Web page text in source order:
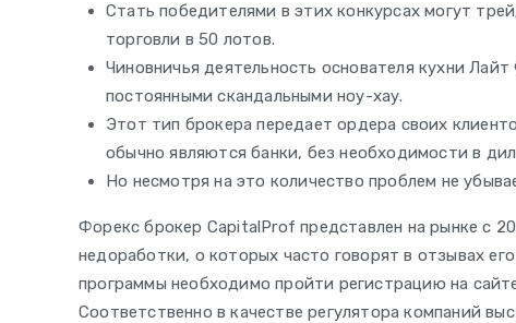
Стать победителями в этих конкурсах могут
торговли в 50 лотов.
Чиновничья деятельность основателя кухни
постоянными скандальными ноу-хау.
Этот тип брокера передает ордера своих
обычно являются банки, без необходимости в
Но несмотря на это количество проблем не
Форекс брокер CapitalProf представлен на рынке с
недоработки, о которых часто говорят в отзывах
программы необходимо пройти регистрацию на
Соответственно в качестве регулятора компаний